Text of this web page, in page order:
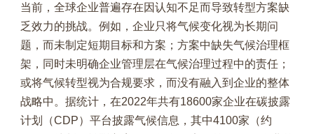
当前，全球企业普遍存在因认知不足而导致转型方案缺
乏效力的挑战。例如，企业只将气候变化视为长期问
题，而未制定短期目标和方案；方案中缺失气候治理框
架，同时未明确企业管理层在气候治理过程中的责任；
或将气候转型视为合规要求，而没有融入到企业的整体
战略中。据统计，在2022年共有18600家企业在碳披露
计划（CDP）平台披露气候信息，其中4100家（约